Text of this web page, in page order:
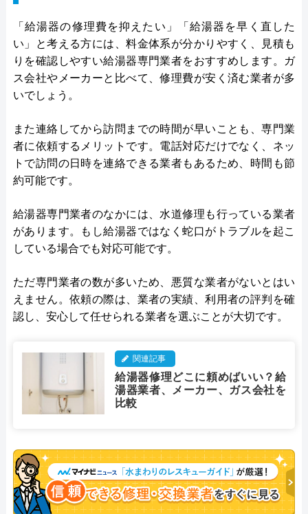
「給湯器の修理費を抑えたい」「給湯器を早く直した
い」と考える方には、料金体系が分かりやすく、見積も
りを確認しやすい給湯器専門業者をおすすめします。ガ
ス会社やメーカーと比べて、修理費が安く済む業者が多
いでしょう。
また連絡してから訪問までの時間が早いことも、専門業
者に依頼するメリットです。電話対応だけでなく、ネッ
トで訪問の日時を連絡できる業者もあるため、時間も節
約可能です。
給湯器専門業者のなかには、水道修理も行っている業者
があります。もし給湯器ではなく蛇口がトラブルを起こ
している場合でも対応可能です。
ただ専門業者の数が多いため、悪質な業者がないとはい
えません。依頼の際は、業者の実績、利用者の評判を確
認し、安心して任せられる業者を選ぶことが大切です。
関連記事
給湯器修理どこに頼めばいい？給
湯器業者、メーカー、ガス会社を
比較